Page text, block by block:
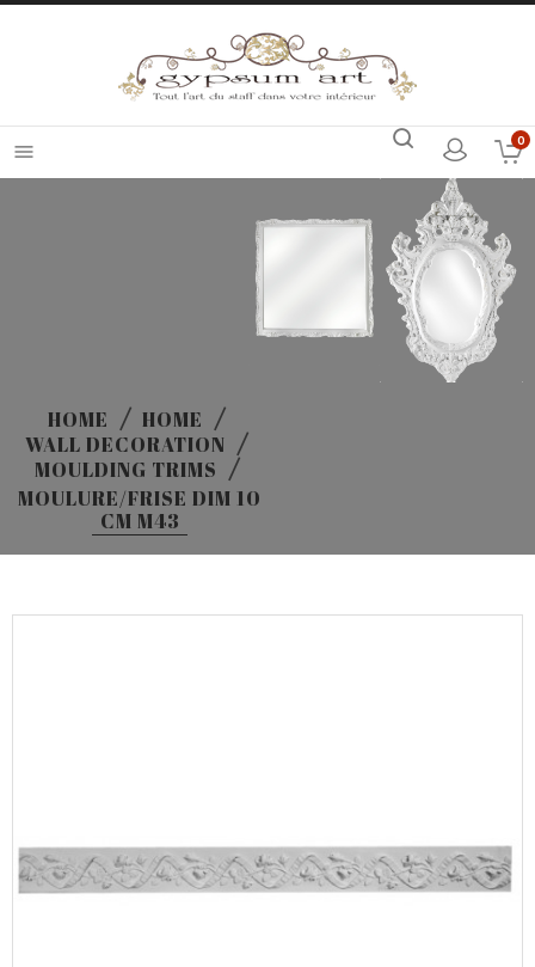
 0
HOME
HOME
WALL DECORATION
MOULDING TRIMS
MOULURE/FRISE DIM 10
CM M43